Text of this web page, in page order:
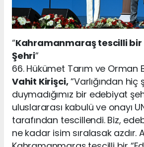
“Kahramanmaraş tescilli bir
Şehri”
66. Hükümet Tarım ve Orman
Vahit Kirişci,“Varlığından hiç
duymadığımız bir edebiyat
uluslararası kabulü ve onayı
tarafından tescillendi. Biz,
ne kadar isim sıralasak azdır.